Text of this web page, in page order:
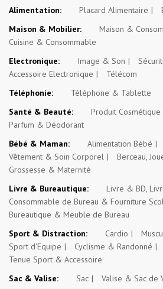
Alimentation:
Placard Alimentaire
Maison & Mobilier:
Maison &
Cuisine & Consommable
Electronique:
Image & Son
Accessoire Electronique
Télécom
Téléphonie:
Téléphone & Tablette
Santé & Beauté:
Produit Cosmétique
Parfum & Déodorant
Bébé & Maman:
Alimentation Bébé
Vêtement & Soin Corporel
Berceau,
Grossesse & Maternité
Livre & Bureautique:
Livre & BD,
Consommable de Bureau & Fourniture
Bureautique & Meuble de Bureau
Sport & Distraction:
Cardio
Sport d'Equipe
Cyclisme & Randonné
Tenue Sport & Accessoire
Sac & Valise:
Sac Valise & Sac de